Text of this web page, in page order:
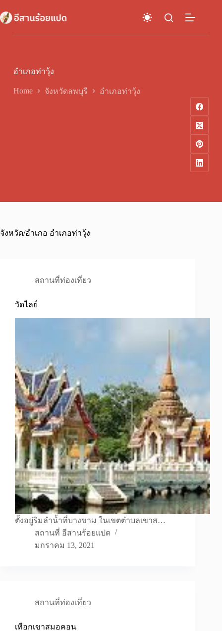
to
content
อำเภอท่าวุ้ง
Home จังหวัดลพบุรี อำเภอท่าวุ้ง
จังหวัด/อำเภอ อำเภอท่าวุ้ง
สถานที่ท่องเที่ยว
วัดไลย์
ตั้งอยู่ริมลำน้ำที่บางขาม ในเขตตำบลเขาส…
สถานที่ อีสานร้อยแปด
มกราคม 13, 2021
สถานที่ท่องเที่ยว
เทือกเขาสมอคอน